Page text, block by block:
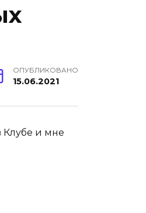
ОПУБЛИКОВАНО
15.06.2021
Клубе и мне